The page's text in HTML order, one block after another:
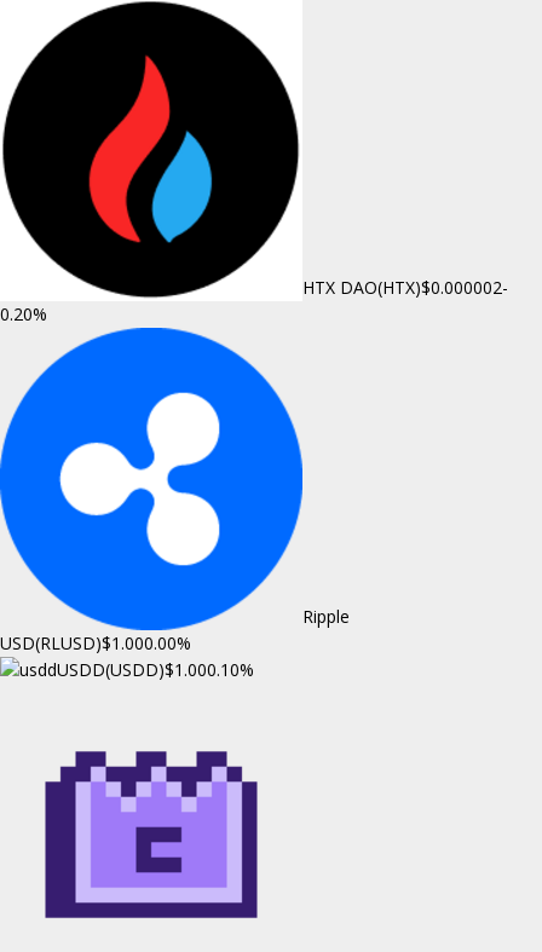
HTX DAO(HTX)$0.000002-
0.20%
Ripple
USD(RLUSD)$1.000.00%
USDD(USDD)$1.000.10%